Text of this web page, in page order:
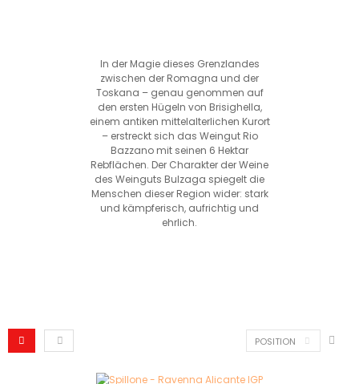
In der Magie dieses Grenzlandes
zwischen der Romagna und der
Toskana – genau genommen auf
den ersten Hügeln von Brisighella,
einem antiken mittelalterlichen Kurort
– erstreckt sich das Weingut Rio
Bazzano mit seinen 6 Hektar
Rebflächen. Der Charakter der Weine
des Weinguts Bulzaga spiegelt die
Menschen dieser Region wider: stark
und kämpferisch, aufrichtig und
ehrlich.
POSITION